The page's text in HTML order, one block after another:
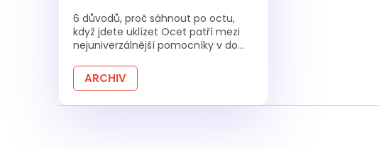
6 důvodů, proč sáhnout po octu,
když jdete uklízet Ocet patří mezi
nejuniverzálnější pomocníky v do...
ARCHIV